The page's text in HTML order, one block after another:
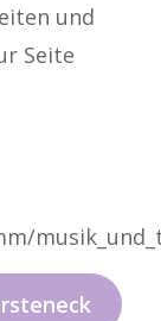
und
Seite